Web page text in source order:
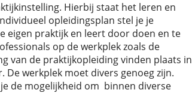
Hierbij staat het leren en
opleidingsplan stel je je
eigen praktijk en leert door doen en te
op de werkplek zoals de
van de praktijkopleiding vinden plaats in
werkplek moet divers genoeg zijn.
de mogelijkheid om binnen diverse